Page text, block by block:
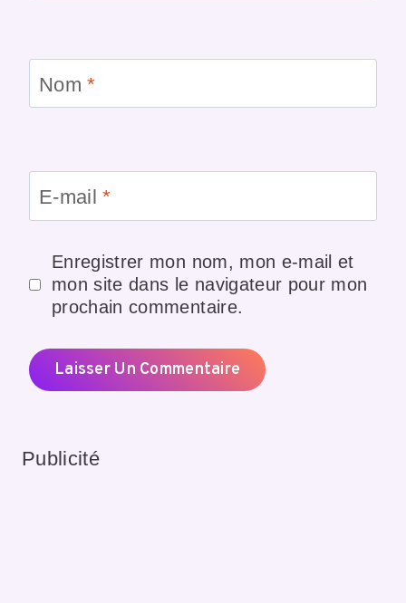
Nom*
E-mail*
Enregistrer mon nom, mon e-mail et
mon site dans le navigateur pour mon
prochain commentaire.
Publicité